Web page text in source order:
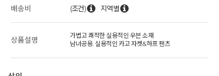
배송비 (조건) 지역별
상품설명
가볍고 쾌적한 실용적인 우븐 소재
남녀공용. 실용적인 카고 자켓&하프 팬츠